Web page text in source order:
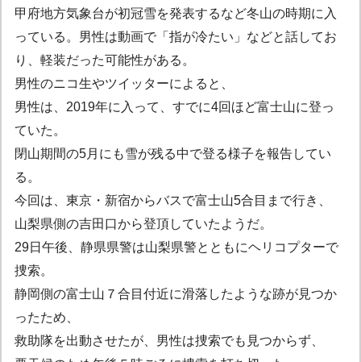
甲府地方気象台が初冠雪を発表するなど冬山の時期に入
っている。男性は動画で「指が冷たい」などと話してお
り、軽装だった可能性がある。
男性のニコ生やツイッターによると、
男性は、2019年に入って、すでに4回ほど富士山に登っ
ていた。
閉山期間の5月にも雪が残る中で登る様子を報告してい
る。
今回は、東京・新宿からバスで富士山5合目まで行き、
山梨県側の吉田口から登頂していたようだ。
29日午後、静県県警は山梨県警とともにヘリコプターで
捜索。
静岡側の富士山７合目付近に滑落したような跡が見つか
ったため、
救助隊を出動させたが、男性は捜索でも見つからず、